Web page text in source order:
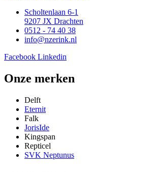
Scholtenlaan 6-1
9207 JX Drachten
0512 - 74 40 38
info@nzerink.nl
Facebook Linkedin
Onze merken
Delft
Eternit
Falk
JorisIde
Kingspan
Repticel
SVK Neptunus